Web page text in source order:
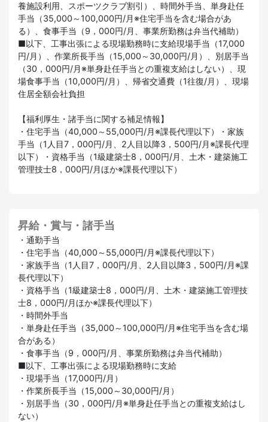
養施設利用、スポーツクラブ割引）、時間外手当、単身赴任
手当（35,000～100,000円/月※住宅手当を含む場合があ
る）、食事手当（9，000円/月、事業所勤務は弁当代補助）
■以下、工事出張による現場勤務時に支給現場手当（17,000
円/月）、作業所長手当（15,000～30,000円/月）、別居手当
（30，000円/月※単身赴任手当との重複支給はしない）、現
場食事手当（10,000円/月）、帰省交通費（1往復/月）、現場
住居全額会社負担
【福利厚生・諸手当に関する補足情報】
・住宅手当（40,000～55,000円/月※課長代理以下）・家族
手当（1人目7，000円/月、2人目以降3，500円/月※課長代理
以下）・資格手当（1級建築士8，000円/月、土木・建築施工
管理技士8，000円/月ほか※課長代理以下）
昇給・賞与・諸手当
・通勤手当
・住宅手当（40,000～55,000円/月※課長代理以下）
・家族手当（1人目7，000円/月、2人目以降3，500円/月※課
長代理以下）
・資格手当（1級建築士8，000円/月、土木・建築施工管理技
士8，000円/月ほか※課長代理以下）
・時間外手当
・単身赴任手当（35,000～100,000円/月※住宅手当を含む場
合がある）
・食事手当（9，000円/月、事業所勤務は弁当代補助）
■以下、工事出張による現場勤務時に支給
・現場手当（17,000円/月）
・作業所長手当（15,000～30,000円/月）
・別居手当（30，000円/月※単身赴任手当との重複支給はし
ない）